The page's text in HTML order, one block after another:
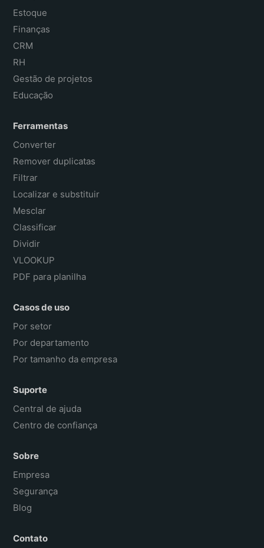
Estoque
Finanças
CRM
RH
Gestão de projetos
Educação
Ferramentas
Converter
Remover duplicatas
Filtrar
Localizar e substituir
Mesclar
Classificar
Dividir
VLOOKUP
PDF para planilha
Casos de uso
Por setor
Por departamento
Por tamanho da empresa
Suporte
Central de ajuda
Centro de confiança
Sobre
Empresa
Segurança
Blog
Contato